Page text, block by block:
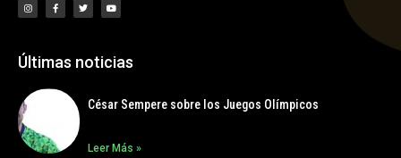
Últimas noticias
César Sempere sobre los Juegos Olímpicos
Leer Más »